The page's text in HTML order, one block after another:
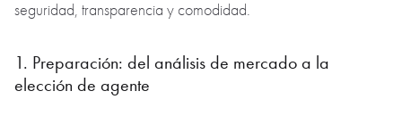
seguridad, transparencia y comodidad.
1. Preparación: del análisis de mercado a la
elección de agente